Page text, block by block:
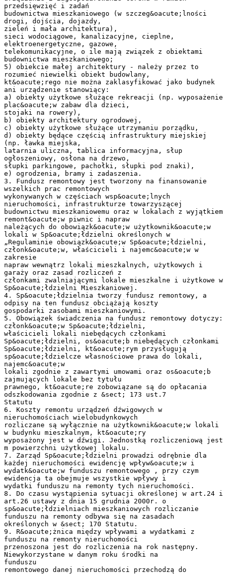
przedsięwzięć i zadań
budownictwa mieszkaniowego (w szczeg&oacute;lności
drogi, dojścia, dojazdy,
zieleń i mała architektura),
sieci wodociągowe, kanalizacyjne, cieplne,
elektroenergetyczne, gazowe,
telekomunikacyjne, o ile mają związek z obiektami
budownictwa mieszkaniowego;
5) obiekcie małej architektury - należy przez to
rozumieć niewielki obiekt budowlany,
kt&oacute;rego nie można zaklasyfikować jako budynek
ani urządzenie stanowiący:
a) obiekty użytkowe służące rekreacji (np. wyposażenie
plac&oacute;w zabaw dla dzieci,
stojaki na rowery),
b) obiekty architektury ogrodowej,
c) obiekty użytkowe służące utrzymaniu porządku,
d) obiekty będące częścią infrastruktury miejskiej
(np. ławka miejska,
latarnia uliczna, tablica informacyjna, słup
ogłoszeniowy, osłona na drzewo,
słupki parkingowe, pachołki, słupki pod znaki),
e) ogrodzenia, bramy i zadaszenia.
3. Fundusz remontowy jest tworzony na finansowanie
wszelkich prac remontowych
wykonywanych w częściach wsp&oacute;lnych
nieruchomości, infrastrukturze towarzyszącej
budownictwu mieszkaniowemu oraz w lokalach z wyjątkiem
remont&oacute;w piwnic i napraw
należących do obowiązk&oacute;w użytkownik&oacute;w
lokali w Sp&oacute;łdzielni określonych w
„Regulaminie obowiązk&oacute;w Sp&oacute;łdzielni,
członk&oacute;w, właścicieli i najemc&oacute;w w
zakresie
napraw wewnątrz lokali mieszkalnych, użytkowych i
garaży oraz zasad rozliczeń z
członkami zwalniającymi lokale mieszkalne i użytkowe w
Sp&oacute;łdzielni Mieszkaniowej.
4. Sp&oacute;łdzielnia tworzy fundusz remontowy, a
odpisy na ten fundusz obciążają koszty
gospodarki zasobami mieszkaniowymi.
5. Obowiązek świadczenia na fundusz remontowy dotyczy:
członk&oacute;w Sp&oacute;łdzielni,
właścicieli lokali niebędących członkami
Sp&oacute;łdzielni, os&oacute;b niebędących członkami
Sp&oacute;łdzielni, kt&oacute;rym przysługują
sp&oacute;łdzielcze własnościowe prawa do lokali,
najemc&oacute;w
lokali zgodnie z zawartymi umowami oraz os&oacute;b
zajmujących lokale bez tytułu
prawnego, kt&oacute;re zobowiązane są do opłacania
odszkodowania zgodnie z &sect; 173 ust.7
Statutu
6. Koszty remontu urządzeń dźwigowych w
nieruchomościach wielobudynkowych
rozliczane są wyłącznie na użytkownik&oacute;w lokali
w budynku mieszkalnym, kt&oacute;ry
wyposażony jest w dźwigi. Jednostką rozliczeniową jest
m powierzchni użytkowej lokalu.
7. Zarząd Sp&oacute;łdzielni prowadzi odrębnie dla
każdej nieruchomości ewidencję wpływ&oacute;w i
wydatk&oacute;w funduszu remontowego , przy czym
ewidencja ta obejmuje wszystkie wpływy i
wydatki funduszu na remonty tych nieruchomości.
8. Do czasu wystąpienia sytuacji określonej w art.24 i
art.26 ustawy z dnia 15 grudnia 2000r. o
sp&oacute;łdzielniach mieszkaniowych rozliczanie
funduszu na remonty odbywa się na zasadach
określonych w &sect; 170 Statutu.
9. R&oacute;żnica między wpływami a wydatkami z
funduszu na remonty nieruchomości
przenoszona jest do rozliczenia na rok następny.
Niewykorzystane w danym roku środki na
funduszu
remontowego danej nieruchomości przechodzą do